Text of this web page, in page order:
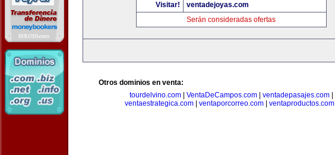
Visitar!
ventadejoyas.com
Serán consideradas ofertas
Otros dominios en venta:
tourdelvino.com| VentaDeCampos.com| ventadepasajes.com|
ventaestrategica.com| ventaporcorreo.com| ventaproductos.com|